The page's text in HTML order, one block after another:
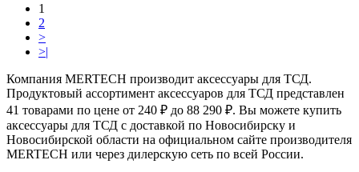
1
2
>
>|
Компания MERTECH производит аксессуары для ТСД.
Продуктовый ассортимент аксессуаров для ТСД представлен
41 товарами по цене от 240 ₽ до 88 290 ₽. Вы можете купить
аксессуары для ТСД с доставкой по Новосибирску и
Новосибирской области на официальном сайте производителя
MERTECH или через дилерскую сеть по всей России.